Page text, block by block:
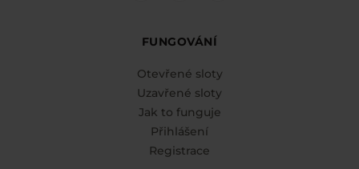
FUNGOVÁNÍ
Otevřené sloty
Uzavřené sloty
Jak to funguje
Přihlášení
Registrace